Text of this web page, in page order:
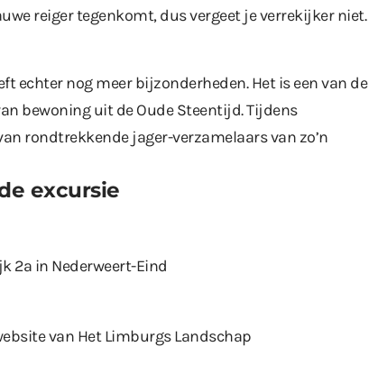
reiger tegenkomt, dus vergeet je verrekijker niet.
echter nog meer bijzonderheden. Het is een van de
bewoning uit de Oude Steentijd. Tijdens
rondtrekkende jager-verzamelaars van zo’n
excursie
2a in Nederweert-Eind
van Het Limburgs Landschap